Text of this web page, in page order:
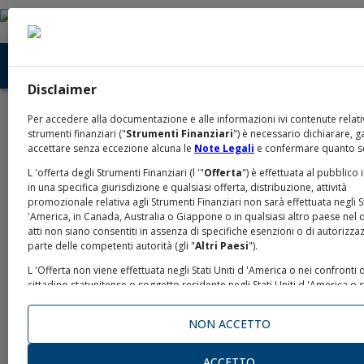
Home Conoscere
Eventi
Milano, 15 aprile 2025
Salone dei Pagamenti
Anche quest’anno la DivisioneIMI Corporate…
Disclaimer
Per accedere alla documentazione e alle informazioni ivi contenute
strumenti finanziari ("Strumenti Finanziari") è necessario dichiarare,
accettare senza eccezione alcuna le Note Legali e confermare quanto
L 'offerta degli Strumenti Finanziari (l '"Offerta") è effettuata al pubblico
in una specifica giurisdizione e qualsiasi offerta, distribuzione, attività
promozionale relativa agli Strumenti Finanziari non sarà effettuata negli
'America, in Canada, Australia o Giappone o in qualsiasi altro paese nel
atti non siano consentiti in assenza di specifiche esenzioni o di
parte delle competenti autorità (gli "Altri Paesi").
L 'Offerta non viene effettuata negli Stati Uniti d 'America o nei confronti
cittadino statunitense o soggetto residente negli Stati Uniti d 'America o
Persona U.S. ”) e la documentazione relativa
non può essere distribuita negli Stati Uniti. Gli Strumenti Finanziari non
saranno registrati ai sensi dello United States Securities Act del 1993,
NON ACCETTO